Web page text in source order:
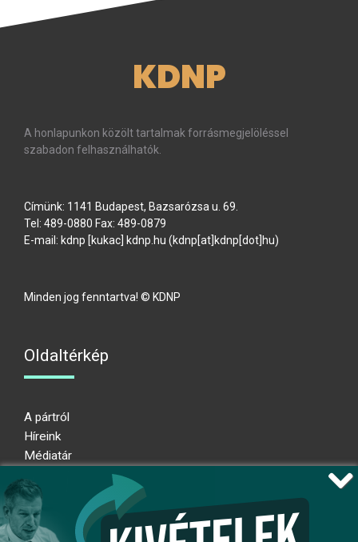
KDNP
A honlapunkon közölt tartalmak forrásmegjelöléssel
szabadon felhasználhatók.
Címünk: 1141 Budapest, Bazsarózsa u. 69.
Tel: 489-0880 Fax: 489-0879
E-mail: kdnp [kukac] kdnp hu (kdnp[at]kdnp[dot]hu)
Minden jog fenntartva! © KDNP
Oldaltérkép
A pártról
Híreink
Médiatár
Adatkezelési nyilatkozat
Átláthatósági nyilatkozat
Ugrás az oldal tetejére